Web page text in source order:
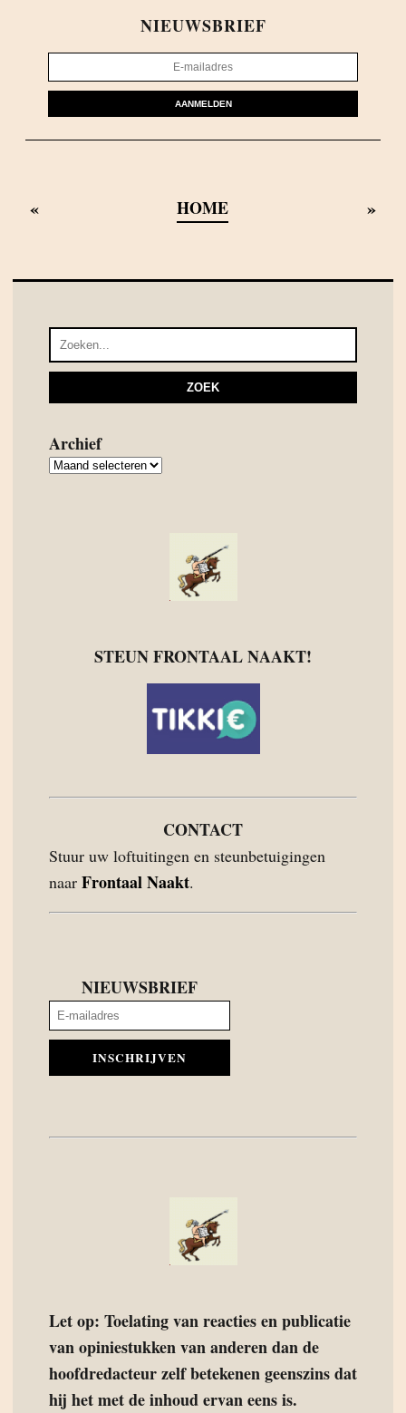
NIEUWSBRIEF
AANMELDEN
« HOME »
Archief
Archief
STEUN FRONTAAL NAAKT!
CONTACT
Stuur uw loftuitingen en steunbetuigingen
naar Frontaal Naakt.
NIEUWSBRIEF
INSCHRIJVEN
Let op: Toelating van reacties en publicatie
van opiniestukken van anderen dan de
hoofdredacteur zelf betekenen geenszins dat
hij het met de inhoud ervan eens is.